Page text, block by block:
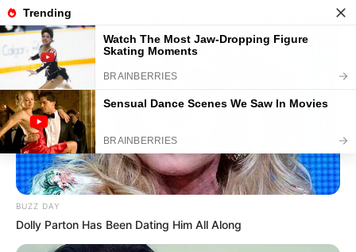
Umgebung Gebesee, Andisleben, Ringleben,
Heschleben, Schwerstedt, Ballhausen und
Werningshausen
Hotels Veranstaltungen
BUZZ DAY
Dolly Parton Has Been Dating Him All Along